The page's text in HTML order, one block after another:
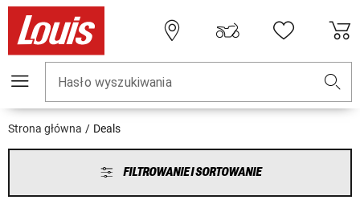
Hasło wyszukiwania
Strona główna Deals
FILTROWANIE I SORTOWANIE